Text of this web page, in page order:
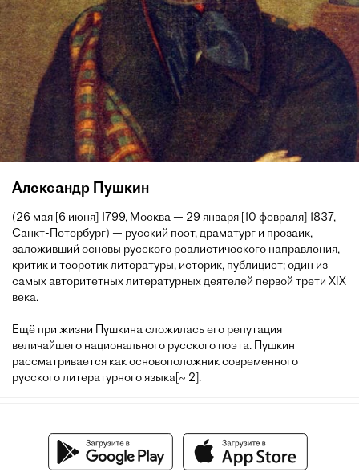
Александр Пушкин
(26 мая [6 июня] 1799, Москва — 29 января [10 февраля] 1837,
Санкт-Петербург) — русский поэт, драматург и прозаик,
заложивший основы русского реалистического направления,
критик и теоретик литературы, историк, публицист; один из
самых авторитетных литературных деятелей первой трети XIX
века.
Ещё при жизни Пушкина сложилась его репутация
величайшего национального русского поэта. Пушкин
рассматривается как основоположник современного
русского литературного языка[~ 2].